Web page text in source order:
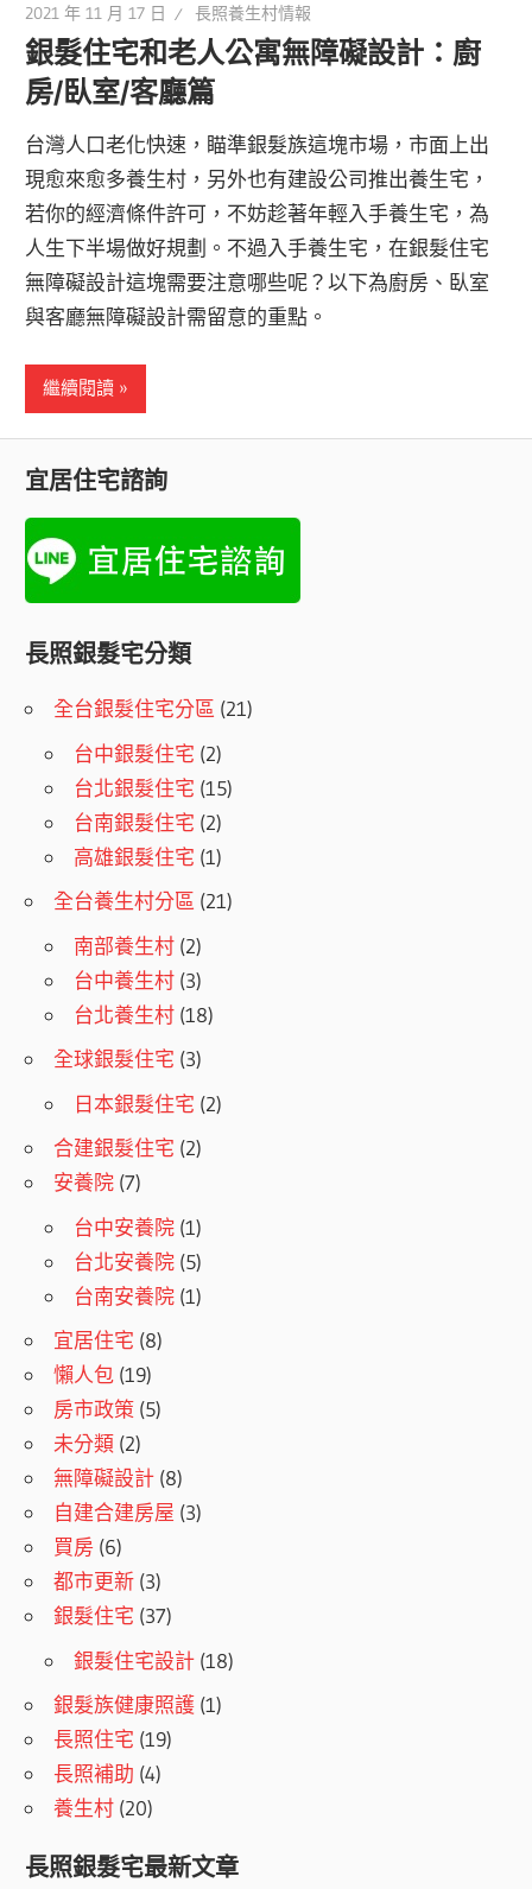
2021 年 11 月 17 日 長照養生村情報
銀髮住宅和老人公寓無障礙設計：廚
房/臥室/客廳篇
台灣人口老化快速，瞄準銀髮族這塊市場，市面上出
現愈來愈多養生村，另外也有建設公司推出養生宅，
若你的經濟條件許可，不妨趁著年輕入手養生宅，為
人生下半場做好規劃。不過入手養生宅，在銀髮住宅
無障礙設計這塊需要注意哪些呢？以下為廚房、臥室
與客廳無障礙設計需留意的重點。
繼續閱讀
宜居住宅諮詢
長照銀髮宅分類
全台銀髮住宅分區 (21)
台中銀髮住宅 (2)
台北銀髮住宅 (15)
台南銀髮住宅 (2)
高雄銀髮住宅 (1)
全台養生村分區 (21)
南部養生村 (2)
台中養生村 (3)
台北養生村 (18)
全球銀髮住宅 (3)
日本銀髮住宅 (2)
合建銀髮住宅 (2)
安養院 (7)
台中安養院 (1)
台北安養院 (5)
台南安養院 (1)
宜居住宅 (8)
懶人包 (19)
房市政策 (5)
未分類 (2)
無障礙設計 (8)
自建合建房屋 (3)
買房 (6)
都市更新 (3)
銀髮住宅 (37)
銀髮住宅設計 (18)
銀髮族健康照護 (1)
長照住宅 (19)
長照補助 (4)
養生村 (20)
長照銀髮宅最新文章